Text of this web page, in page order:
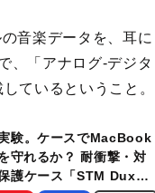
音楽データを、耳に
、「アナログ-デジタ
ているということ。
験。ケースでMacBook
守れるか？ 耐衝撃・対
護ケース「STM Dux